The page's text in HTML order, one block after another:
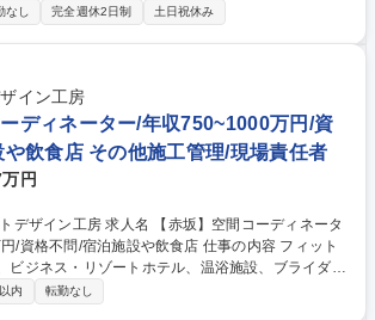
業務全般をお任せいたします。 ■特注家具・什
レーション ■資材・材料の引き取りおよび運搬業務
ウハウの共有や作業効率化・品質安定化に向けた
入・取り付け作業は外部委託する場合も多いです。
具製造】未経験歓迎◎/木工家具製造/完全週休2日
なし 完全週休2日制 土日祝休み
イン工房
ーディネーター/年収750~1000万円/資
飲食店 その他施工管理/現場責任者
円
【赤坂】空間コーディネータ
/宿泊施設や飲食店 仕事の内容 フィット
ビジネス・リゾートホテル、温浴施設、ブライダ
な商業施設の空間デザインを手がける当社で、空間
内 転勤なし